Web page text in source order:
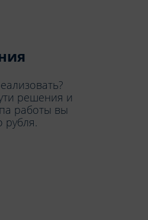
решения и
работы вы
рубля.